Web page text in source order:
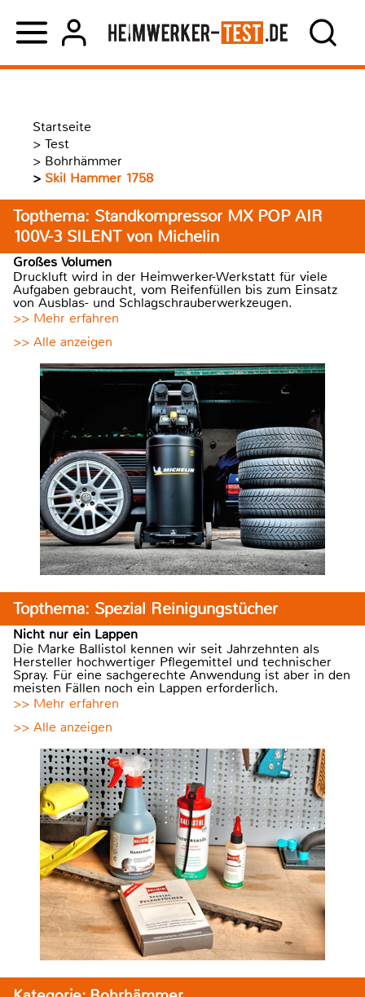
Startseite
> Test
> Bohrhämmer
> Skil Hammer 1758
Topthema: Standkompressor MX POP AIR
100V-3 SILENT von Michelin
Großes Volumen
Druckluft wird in der Heimwerker-Werkstatt für viele
Aufgaben gebraucht, vom Reifenfüllen bis zum Einsatz
von Ausblas- und Schlagschrauberwerkzeugen.
>> Mehr erfahren
>> Alle anzeigen
Topthema: Spezial Reinigungstücher
Nicht nur ein Lappen
Die Marke Ballistol kennen wir seit Jahrzehnten als
Hersteller hochwertiger Pflegemittel und technischer
Spray. Für eine sachgerechte Anwendung ist aber in den
meisten Fällen noch ein Lappen erforderlich.
>> Mehr erfahren
>> Alle anzeigen